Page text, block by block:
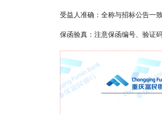
受益人准确：全称与招标公告一
保函验真：注意保函编号、验证